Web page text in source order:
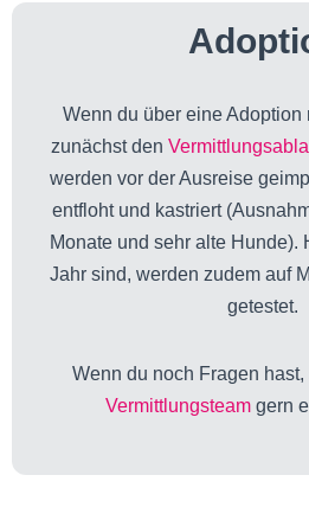
Wenn du über eine Adoption
zunächst den
werden vor der Ausreise
entfloht und kastriert
Monate und sehr alte Hunde).
Jahr sind, werden zudem auf
getestet.
Wenn du noch Fragen
Vermittlungsteam gern